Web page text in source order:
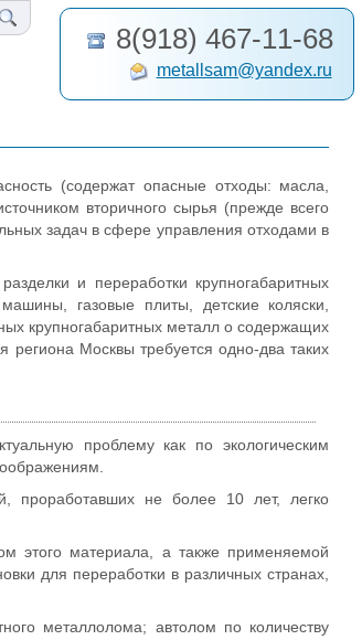
8(918) 467-11-68
metallsam@yandex.ru
(содержат опасные отходы: масла,
вторичного сырья (прежде всего
задач в сфере управления отходами в
и переработки крупногабаритных
газовые плиты, детские коляски,
крупногабаритных металл о содержащих
Москвы требуется одно-два таких
проблему как по экологическим
проработавших не более 10 лет, легко
этого материала, а также применяемой
для переработки в различных странах,
металлолома; автолом по количеству